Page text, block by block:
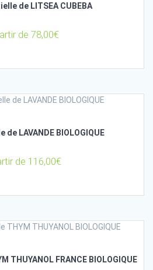
de LITSEA CUBEBA
de 78,00€
LAVANDE BIOLOGIQUE
de 116,00€
THUYANOL FRANCE BIOLOGIQUE